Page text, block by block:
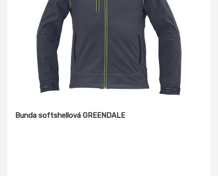
Bunda softshellová GREENDALE